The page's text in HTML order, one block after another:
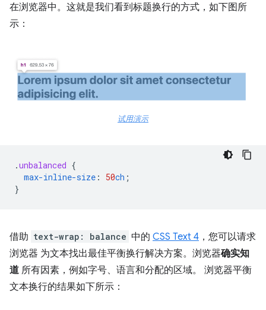
在浏览器中。这就是我们看到标题换行的方式，如下图所
示：
试用演示
.unbalanced {
max-inline-size : 50ch ;
}
借助 text-wrap: balance 中的 CSS Text 4 ，您可以请求
浏览器 为文本找出最佳平衡换行解决方案。浏览器确实知
道 所有因素，例如字号、语言和分配的区域。 浏览器平衡
文本换行的结果如下所示：